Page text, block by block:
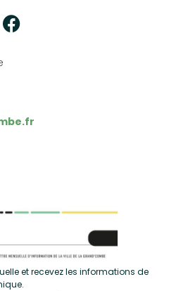
et recevez les informations de